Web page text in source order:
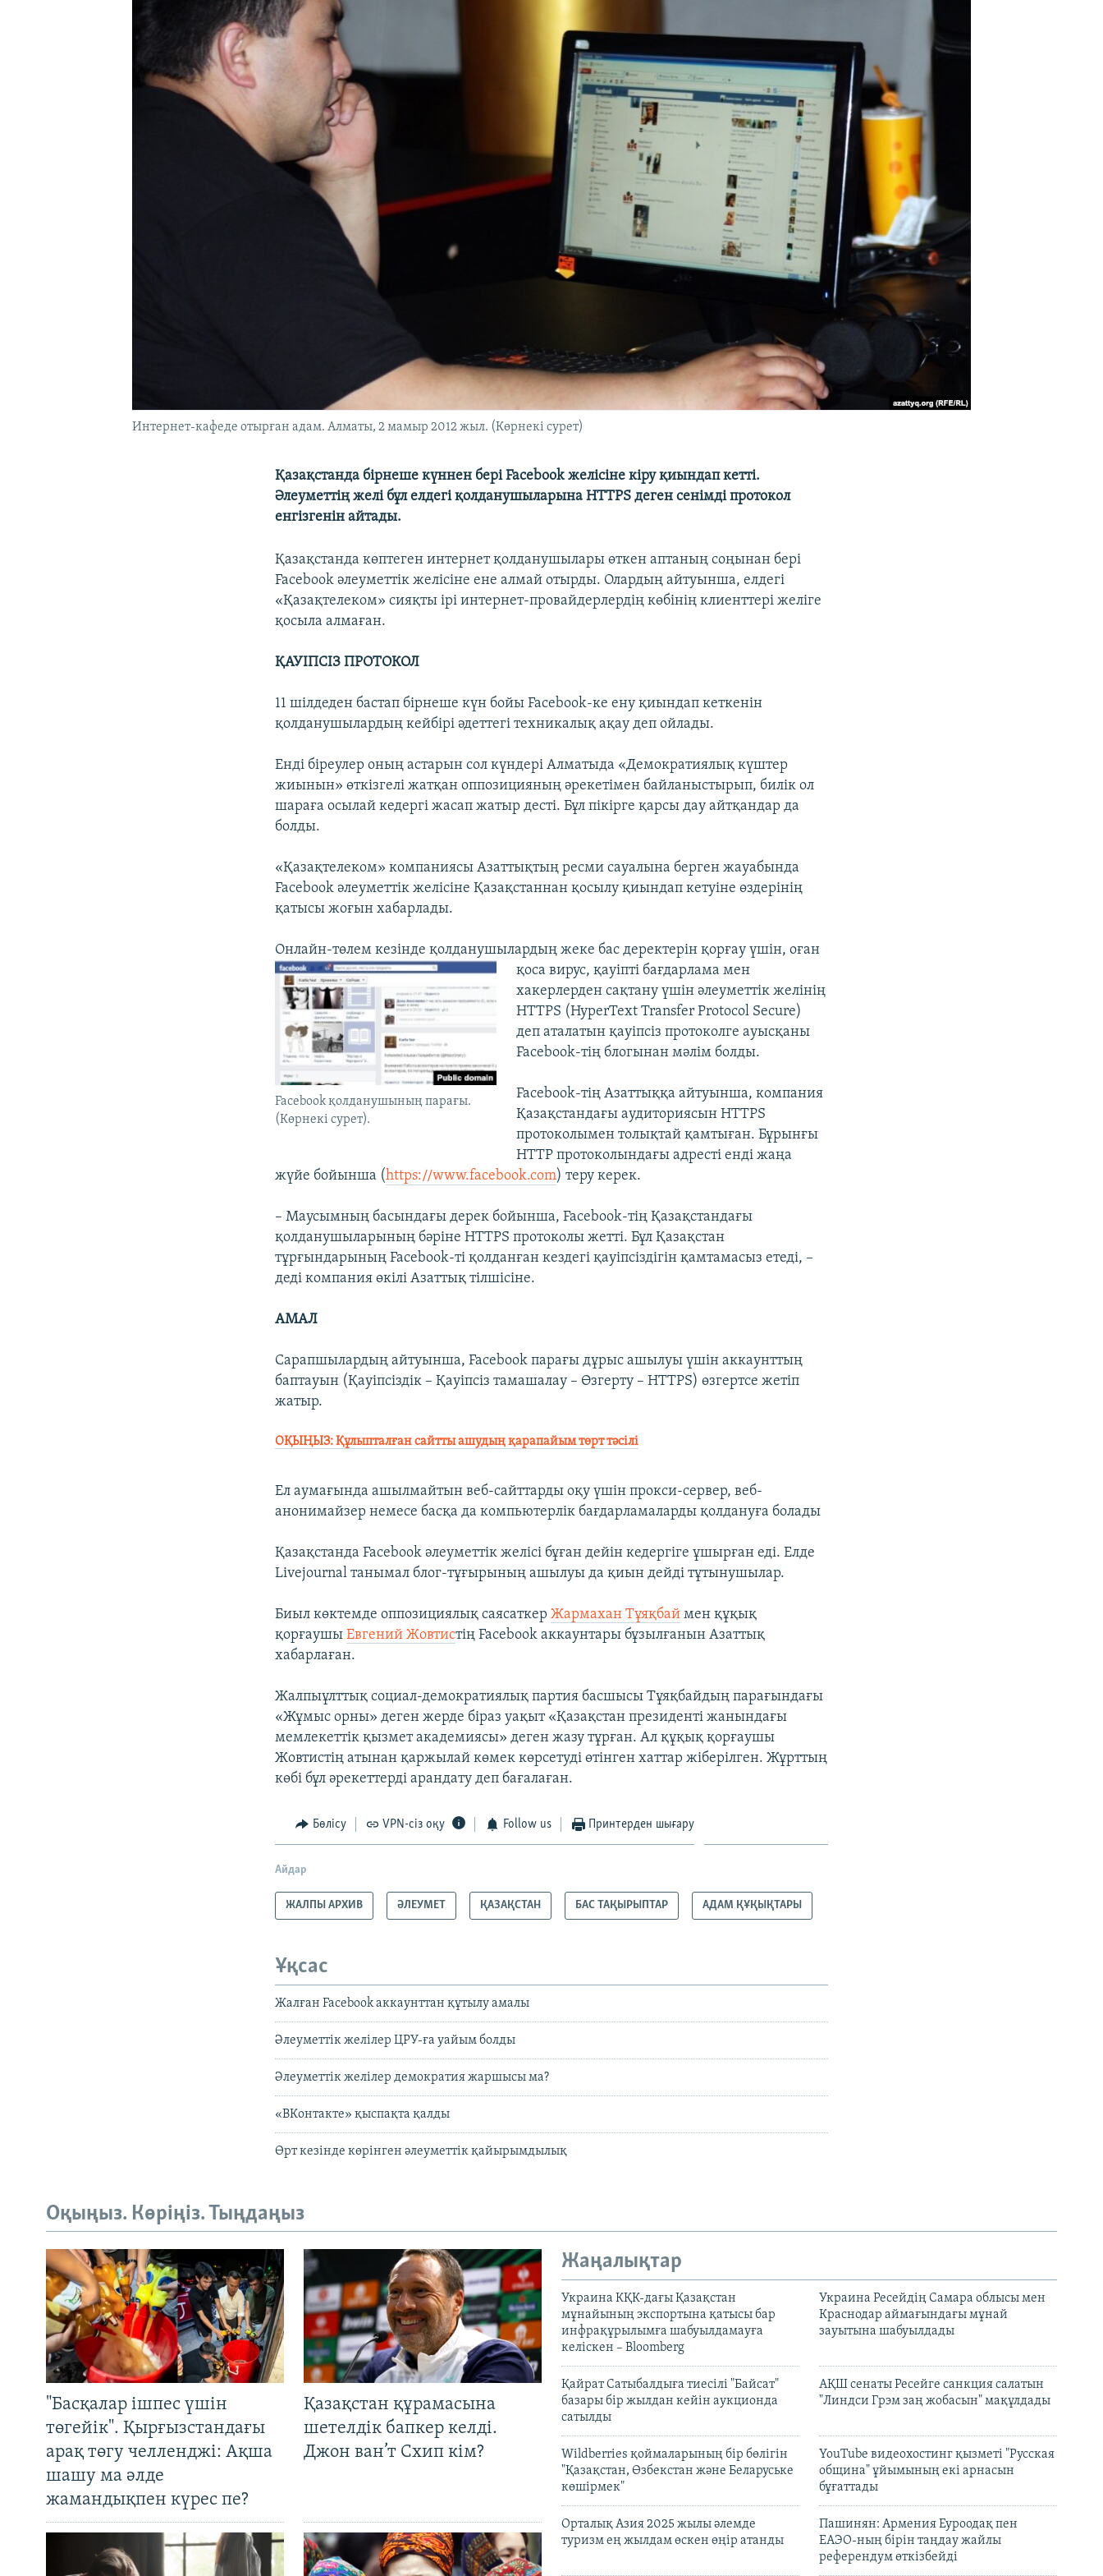
Интернет-кафеде отырған адам. Алматы, 2 мамыр 2012 жыл. (Көрнекі сурет)
Қазақстанда бірнеше күннен бері Facebook желісіне кіру қиындап кетті.
Әлеуметтің желі бұл елдегі қолданушыларына HTTPS деген сенімді протокол
енгізгенін айтады.
Қазақстанда көптеген интернет қолданушылары өткен аптаның соңынан бері
Facebook әлеуметтік желісіне ене алмай отырды. Олардың айтуынша, елдегі
«Қазақтелеком» сияқты ірі интернет-провайдерлердің көбінің клиенттері желіге
қосыла алмаған.
ҚАУІПСІЗ ПРОТОКОЛ
11 шілдеден бастап бірнеше күн бойы Facebook-ке ену қиындап кеткенін
қолданушылардың кейбірі әдеттегі техникалық ақау деп ойлады.
Енді біреулер оның астарын сол күндері Алматыда «Демократиялық күштер
жиынын» өткізгелі жатқан оппозицияның әрекетімен байланыстырып, билік ол
шараға осылай кедергі жасап жатыр десті. Бұл пікірге қарсы дау айтқандар да
болды.
«Қазақтелеком» компаниясы Азаттықтың ресми сауалына берген жауабында
Facebook әлеуметтік желісіне Қазақстаннан қосылу қиындап кетуіне өздерінің
қатысы жоғын хабарлады.
Онлайн-төлем кезінде қолданушылардың жеке бас деректерін қорғау үшін, оған
Facebook қолданушының парағы.
(Көрнекі сурет).
қоса вирус, қауіпті бағдарлама мен
хакерлерден сақтану үшін әлеуметтік желінің
HTTPS (HyperText Transfer Protocol Secure)
деп аталатын қауіпсіз протоколге ауысқаны
Facebook-тің блогынан мәлім болды.
Facebook-тің Азаттыққа айтуынша, компания
Қазақстандағы аудиториясын HTTPS
протоколымен толықтай қамтыған. Бұрынғы
HTTP протоколындағы адресті енді жаңа
жүйе бойынша (https://www.facebook.com) теру керек.
– Маусымның басындағы дерек бойынша, Facebook-тің Қазақстандағы
қолданушыларының бәріне HTTPS протоколы жетті. Бұл Қазақстан
тұрғындарының Facebook-ті қолданған кездегі қауіпсіздігін қамтамасыз етеді, –
деді компания өкілі Азаттық тілшісіне.
АМАЛ
Сарапшылардың айтуынша, Facebook парағы дұрыс ашылуы үшін аккаунттың
баптауын (Қауіпсіздік – Қауіпсіз тамашалау – Өзгерту – HTTPS) өзгертсе жетіп
жатыр.
ОҚЫҢЫЗ: Құлыпталған сайтты ашудың қарапайым төрт тәсілі
Ел аумағында ашылмайтын веб-сайттарды оқу үшін прокси-сервер, веб-
анонимайзер немесе басқа да компьютерлік бағдарламаларды қолдануға болады
Қазақстанда Facebook әлеуметтік желісі бұған дейін кедергіге ұшырған еді. Елде
Livejournal танымал блог-тұғырының ашылуы да қиын дейді тұтынушылар.
Биыл көктемде оппозициялық саясаткерЖармахан Тұяқбай мен құқық
қорғаушыЕвгений Жовтистің Facebook аккаунтары бұзылғанын Азаттық
хабарлаған.
Жалпыұлттық социал-демократиялық партия басшысы Тұяқбайдың парағындағы
«Жұмыс орны» деген жерде біраз уақыт «Қазақстан президенті жанындағы
мемлекеттік қызмет академиясы» деген жазу тұрған. Ал құқық қорғаушы
Жовтистің атынан қаржылай көмек көрсетуді өтінген хаттар жіберілген. Жұрттың
көбі бұл әрекеттерді арандату деп бағалаған.
Бөлісу VPN-сіз оқу Follow us Принтерден шығару
Айдар
ЖАЛПЫ АРХИВ ӘЛЕУМЕТ ҚАЗАҚСТАН БАС ТАҚЫРЫПТАР АДАМ ҚҰҚЫҚТАРЫ
Ұқсас
Жалған Facebook аккаунттан құтылу амалы
Әлеуметтік желілер ЦРУ-ға уайым болды
Әлеуметтік желілер демократия жаршысы ма?
«ВКонтакте» қыспақта қалды
Өрт кезінде көрінген әлеуметтік қайырымдылық
Оқыңыз. Көріңіз. Тыңдаңыз
"Басқалар ішпес үшін
төгейік". Қырғызстандағы
арақ төгу челленджі: Ақша
шашу ма әлде
жамандықпен күрес пе?
Қазақстан құрамасына
шетелдік бапкер келді.
Джон ван’т Схип кім?
Жаңалықтар
Украина КҚК-дағы Қазақстан
мұнайының экспортына қатысы бар
инфрақұрылымға шабуылдамауға
келіскен – Bloomberg
Украина Ресейдің Самара облысы мен
Краснодар аймағындағы мұнай
зауытына шабуылдады
Қайрат Сатыбалдыға тиесілі "Байсат"
базары бір жылдан кейін аукционда
сатылды
АҚШ сенаты Ресейге санкция салатын
"Линдси Грэм заң жобасын" мақұлдады
Wildberries қоймаларының бір бөлігін
"Қазақстан, Өзбекстан және Беларуське
көшірмек"
YouTube видеохостинг қызметі "Русская
община" ұйымының екі арнасын
бұғаттады
Орталық Азия 2025 жылы әлемде
туризм ең жылдам өскен өңір атанды
Пашинян: Армения Еуроодақ пен
ЕАЭО-ның бірін таңдау жайлы
референдум өткізбейді